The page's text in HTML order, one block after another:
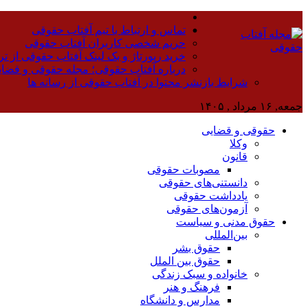
تماس و ارتباط با تیم آفتاب حقوقی
حریم شخصی کاربران آفتاب حقوقی
خرید رپورتاژ و بک لینک آفتاب حقوقی از
درباره آفتاب حقوقی؛ مجله حقوقی و
شرایط بازنشر محتوا در آفتاب حقوقی از رسانه ها
جمعه, ۱۶ مرداد , ۱۴۰۵
حقوقی و قضایی
وکلا
قانون
مصوبات حقوقی
دانستنی‌های حقوقی
یادداشت حقوقی
آزمون‌های حقوقی
حقوق مدنی و سیاست
بین‌المللی
حقوق بشر
حقوق بین الملل
خانواده و سبک زندگی
فرهنگ و هنر
مدارس و دانشگاه